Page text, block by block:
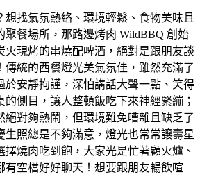
想找氣氛熱絡、環境輕鬆、食物美味且
聚餐場所，那路邊烤肉 WildBBQ 創始
火現烤的串燒配啤酒，絕對是跟朋友談
傳統的西餐燈光美氣氛佳，雖然充滿了
於安靜拘謹，深怕講話大聲一點、笑得
的側目，讓人整頓飯吃下來神經緊繃；
絕對夠熱鬧，但環境難免嘈雜且缺乏了
生照總是不夠滿意，燈光也常常讓壽星
擇燒肉吃到飽，大家光是忙著顧火爐、
有空檔好好聊天！想要跟朋友暢飲喧